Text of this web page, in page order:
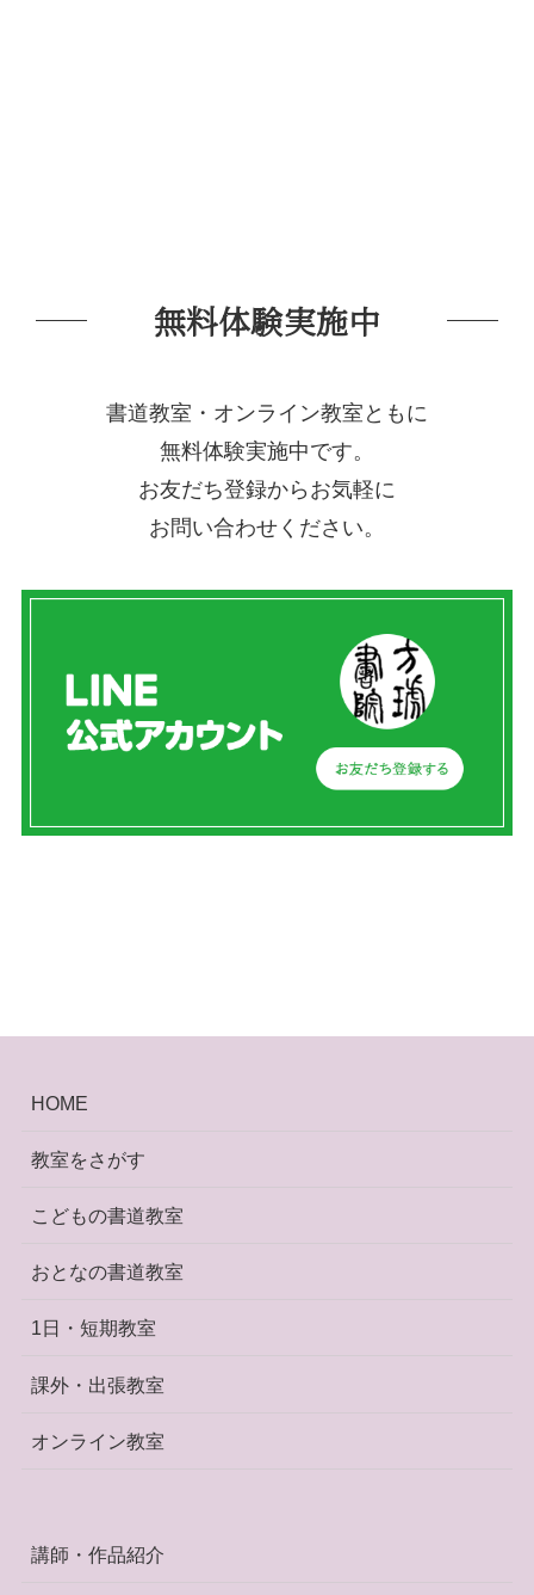
無料体験実施中
書道教室・オンライン教室ともに
無料体験実施中です。
お友だち登録からお気軽に
お問い合わせください。
HOME
教室をさがす
こどもの書道教室
おとなの書道教室
1日・短期教室
課外・出張教室
オンライン教室
講師・作品紹介